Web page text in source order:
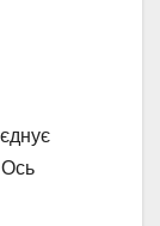
Ось